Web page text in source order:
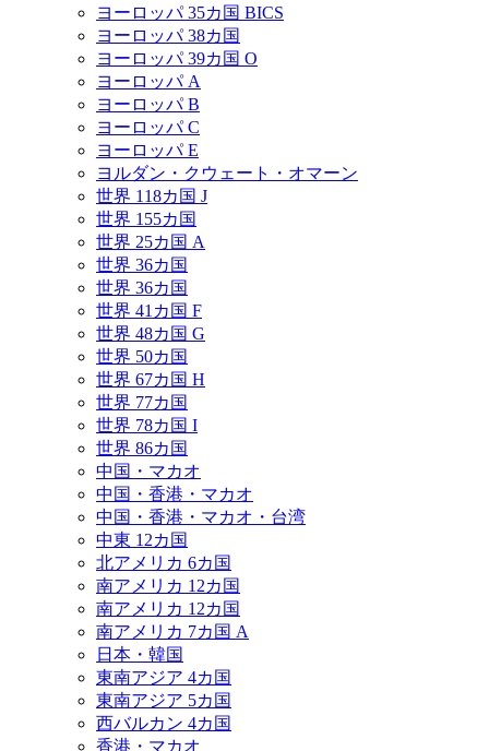
ヨーロッパ 35カ国 BICS
ヨーロッパ 38カ国
ヨーロッパ 39カ国 O
ヨーロッパ A
ヨーロッパ B
ヨーロッパ C
ヨーロッパ E
ヨルダン・クウェート・オマーン
世界 118カ国 J
世界 155カ国
世界 25カ国 A
世界 36カ国
世界 36カ国
世界 41カ国 F
世界 48カ国 G
世界 50カ国
世界 67カ国 H
世界 77カ国
世界 78カ国 I
世界 86カ国
中国・マカオ
中国・香港・マカオ
中国・香港・マカオ・台湾
中東 12カ国
北アメリカ 6カ国
南アメリカ 12カ国
南アメリカ 12カ国
南アメリカ 7カ国 A
日本・韓国
東南アジア 4カ国
東南アジア 5カ国
西バルカン 4カ国
香港・マカオ